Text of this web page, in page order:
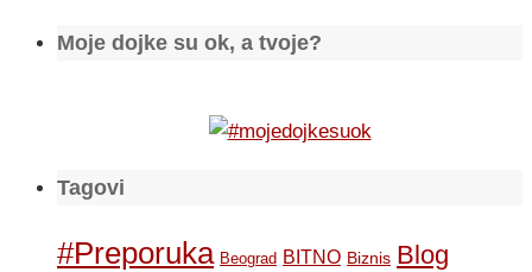
Moje dojke su ok, a tvoje?
Tagovi
#Preporuka Beograd BITNO Biznis Blog